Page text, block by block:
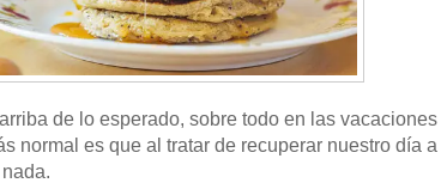
de lo esperado, sobre todo en las
normal es que al tratar de recuperar nuestro día a